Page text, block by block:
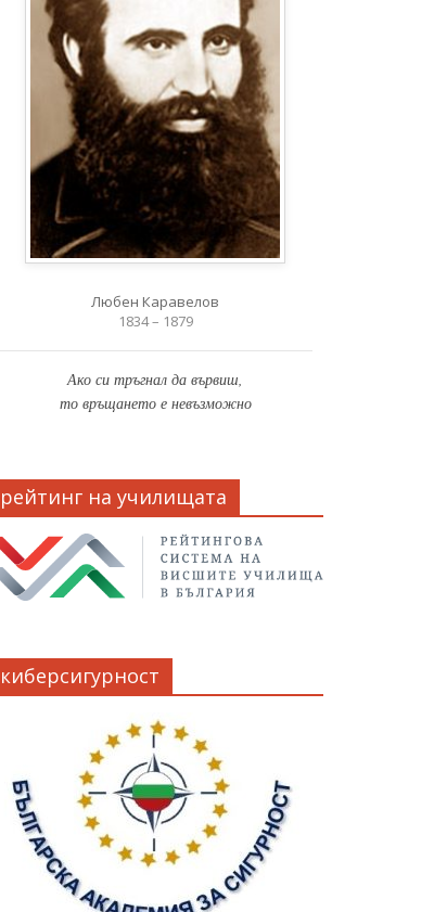
Любен Каравелов
1834 – 1879
Ако си тръгнал да вървиш,
то връщането е невъзможно
рейтинг на училищата
киберсигурност